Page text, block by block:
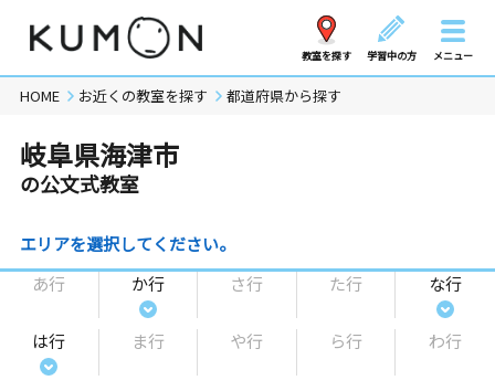
教室を探す 学習中の方 メニュー
HOME お近くの教室を探す 都道府県から探す
岐阜県海津市
の公文式教室
エリアを選択してください。
あ行
か行 さ行 た行 な行
は行 ま行 や行 ら行 わ行